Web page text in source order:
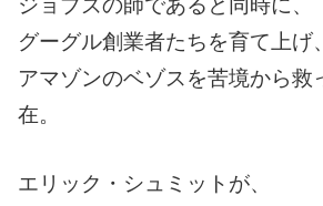
ジョブズの師であると同時に、
グーグル創業者たちを育て上げ、
アマゾンのベゾスを苦境から救
在。
エリック・シュミットが、